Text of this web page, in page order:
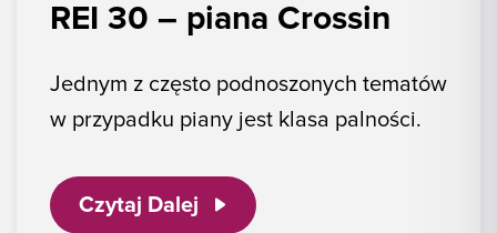
REI 30 – piana Crossin
Jednym z często podnoszonych tematów
w przypadku piany jest klasa palności.
Czytaj Dalej